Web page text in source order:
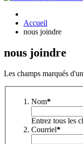
Accueil
nous joindre
nous joindre
Les champs marqués
Nom*
Entrez tous les
Courriel*